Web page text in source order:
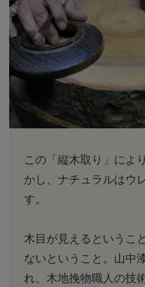
この「縦木取り」によ
かし、ナチュラルはウ
す。
木目が見えるというこ
ないということ。山中
れ、木地挽物職人の技